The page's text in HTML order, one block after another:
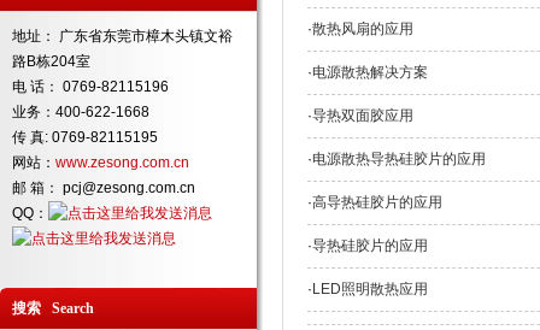
地址： 广东省东莞市樟木头镇文裕
路B栋204室
电 话： 0769-82115196
业务：400-622-1668
传 真: 0769-82115195
网站： www.zesong.com.cn
邮 箱： pcj@zesong.com.cn
QQ：
搜索 Search
·散热风扇的应用
·电源散热解决方案
·导热双面胶应用
·电源散热导热硅胶片的应用
·高导热硅胶片的应用
·导热硅胶片的应用
· LED照明散热应用